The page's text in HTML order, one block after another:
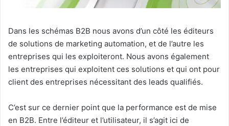
Dans les schémas B2B nous avons d’un côté les éditeurs
de solutions de marketing automation, et de l’autre les
entreprises qui les exploiteront. Nous avons également
les entreprises qui exploitent ces solutions et qui ont pour
client des entreprises nécessitant des leads qualifiés.
C’est sur ce dernier point que la performance est de mise
en B2B. Entre l’éditeur et l’utilisateur, il s’agit ici de